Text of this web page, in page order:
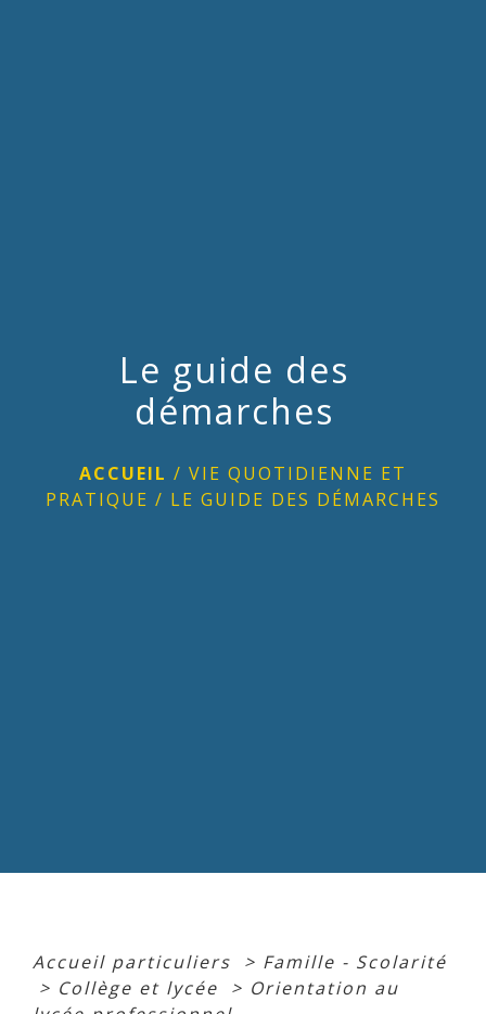
Le guide des
démarches
ACCUEIL / VIE QUOTIDIENNE ET
PRATIQUE / LE GUIDE DES DÉMARCHES
Accueil particuliers > Famille - Scolarité
> Collège et lycée > Orientation au